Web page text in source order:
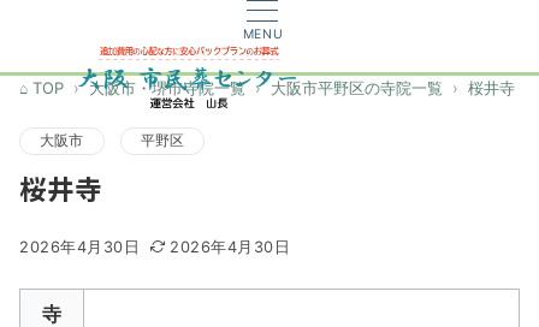
MENU
TOP 大阪市・堺市寺院一覧 大阪市平野区の寺院一覧 桜井寺
大阪市 平野区
桜井寺
2026年4月30日 2026年4月30日
寺